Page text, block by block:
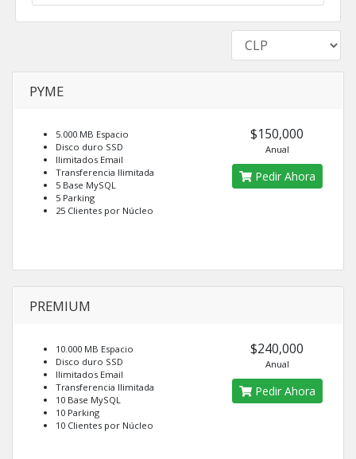
PYME
5.000 MB Espacio
Disco duro SSD
Ilimitados Email
Transferencia Ilimitada
5 Base MySQL
5 Parking
25 Clientes por Núcleo
$150,000
Anual
Pedir Ahora
PREMIUM
10.000 MB Espacio
Disco duro SSD
Ilimitados Email
Transferencia Ilimitada
10 Base MySQL
10 Parking
10 Clientes por Núcleo
$240,000
Anual
Pedir Ahora